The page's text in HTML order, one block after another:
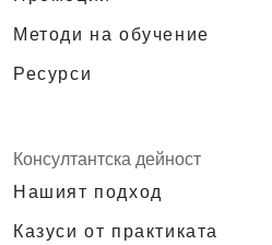
Методи на обучение
Ресурси
Консултантска дейност
Нашият подход
Казуси от практиката